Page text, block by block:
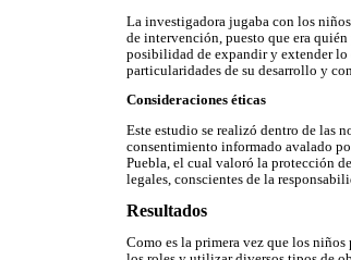
La investigadora jugaba con los
de intervención, puesto que era
posibilidad de expandir y extender lo
particularidades de su desarrollo y
Consideraciones éticas
Este estudio se realizó dentro de las
consentimiento informado avalado
Puebla, el cual valoró la protección
legales, conscientes de la
Resultados
Como es la primera vez que los